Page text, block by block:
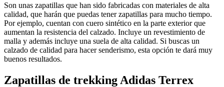
Son unas zapatillas que han sido fabricadas con materiales de alta
calidad, que harán que puedas tener zapatillas para mucho tiempo.
Por ejemplo, cuentan con cuero sintético en la parte exterior que
aumentan la resistencia del calzado. Incluye un revestimiento de
malla y además incluye una suela de alta calidad. Si buscas un
calzado de calidad para hacer senderismo, esta opción te dará muy
buenos resultados.
Zapatillas de trekking Adidas Terrex